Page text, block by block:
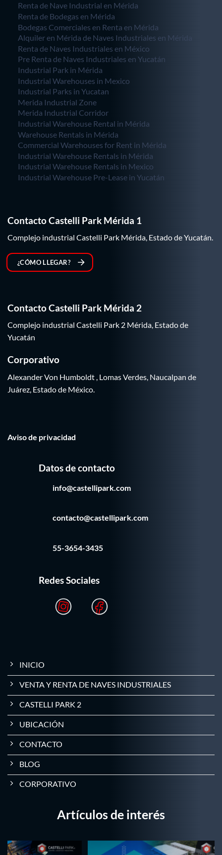
Renta de Nave Industrial en Mérida
Renta de Bodegas en Mérida
Bodegas Comerciales en Renta en Mérida
Alquiler en Mérida de Naves Industriales en Mérida
Renta de Naves Industriales en México
Pre Renta de Naves Industriales en Yucatán
Industrial Park in Mérida
Industrial Warehouses in Mexico
Industrial Parks in Yucatan
Merida Industrial Zone
Merida Industrial Corridor
Industrial Warehouse Rental in Mérida
Warehouse Rentals in Mérida
Commercial Warehouses for Rent in Mérida
Industrial Warehouse Rentals in Mérida
Industrial Warehouse Rentals in Mexico
Industrial Warehouse Pre-Lease in Yucatán
Contacto Castelli Park Mérida 1
Complejo industrial Castelli Park Mérida, Estado de Yucatán.
¿CÓMO LLEGAR?
Contacto Castelli Park Mérida 2
Complejo industrial Castelli Park 2 Mérida, Estado de
Yucatán
Corporativo
Alexander Von Humboldt , Lomas Verdes, Naucalpan de
Juárez, Estado de México.
Aviso de privacidad
Datos de contacto
info@castellipark.com
contacto@castellipark.com
55-3654-3435
Redes Sociales
INICIO
VENTA Y RENTA DE NAVES INDUSTRIALES
CASTELLI PARK 2
UBICACIÓN
CONTACTO
BLOG
CORPORATIVO
Artículos de interés